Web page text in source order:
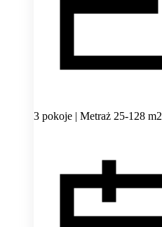
3 pokoje | Metraż 25-128 m2